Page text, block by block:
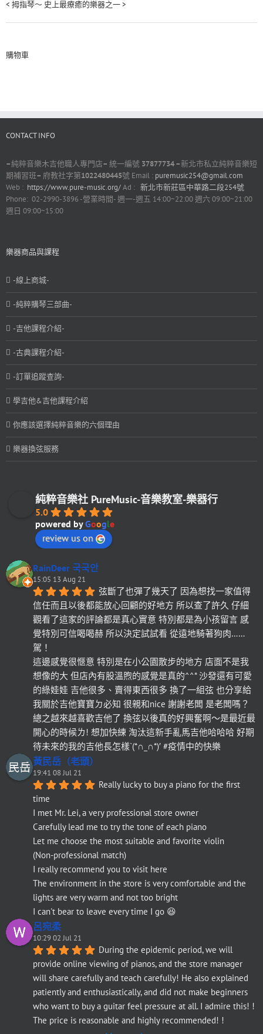
< 拇指琴～ 史上最療癒的樂器之一 >
購物車
CONTACT INFO
–純粹音樂木吉他職人專門店– 統一編號 37877734 –新北市私立純粹音樂短
期補習班– 府教社字第1022480445號 Email : puremusic254@gmail.com
Web : https://www.pure-music.org/Ad : 新北市新莊區中華路二段254號
Phone: 02-2990-3896 -營業時間- 週一-週五 14:00~22:00 週六 09:00~21:00
週日 09:00~15:00
樂器商品與課程
-線上商城-
-純粹購琴三部曲-
-吉他課程介紹-
-古典課程介紹-
-訂單追蹤查詢-
學吉他&吉他課程介紹
你應該選擇純粹音樂的六個理由
樂器換弦服務
純粹音樂社 PureMusic-音樂教室-樂器行
5.0
powered byGoogle
review us on
RainDeer 국국안
15:05 13 Aug 21
弦斷了也彈了幾天了 因為想找一家值得
信任而且以後都能放心回顧的好地方 所以查了許久 仔細
觀看了這家的評論都是真心實意 特別都是為小孩留言 感
覺特別可信喝喝赫 所以決定試試看 從遠地騎著狗肉……
駕！
這邊感覺很愜意 特別是在小公園散步的地方 店面不是我
想像的大 但店內有股溫煦的感覺是真的^^* 沙發還有可愛
的綠娃娃 吉他很多、賣得東西很多 換了一組弦 也分享給
我關於吉他寶寶ㄉ必知 很親和nice 謝謝老闆 是老闆嗎？
總之越來越喜歡吉他了 換弦以後真的好興奮啊～是最近最
開心的時候ㄌ! 想加快練 淘汰這新手亂馬吉他哈哈哈 好期
待未來的我的吉他長怎樣`(*∩_∩*)′ #疫情中的快樂
黃民岳（老頭）
19:41 08 Jul 21
Really lucky to buy a piano for the first
time
I met Mr. Lei, a very professional store owner
Carefully lead me to try the tone of each piano
Let me choose the most suitable and favorite violin
(Non-professional match)
I really recommend you to visit here
The environment in the store is very comfortable and the
lights are very warm and not too bright
I can't bear to leave every time I go 😆
呂宛柔
10:29 02 Jul 21
During the epidemic period, we will
provide online viewing of pianos, and the store manager
will share carefully and teach carefully! He also explained
patiently and enthusiastically, and did not make beginners
who want to buy a guitar feel pressure at all. I admire this! !
The price is reasonable and highly recommended! !